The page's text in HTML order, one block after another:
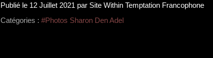
Publié le 12 Juillet 2021 par Site Within Temptation Francophone
Catégories : #Photos Sharon Den Adel